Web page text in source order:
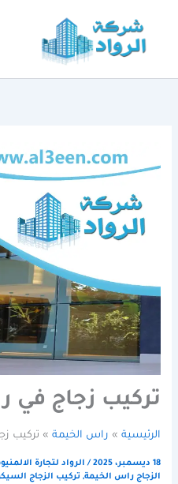
المحتوى
تركيب زجاج في
الرئيسية راس الخيمة تركيب
18 ديسمبر، 2025 / الرواد لتجارة
الزجاج راس الخيمة, تركيب الزجاج